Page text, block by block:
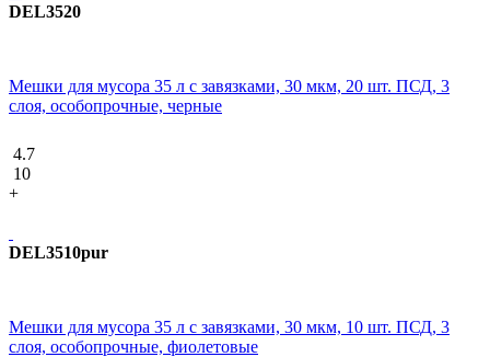
DEL3520
Мешки для мусора 35 л с завязками, 30 мкм, 20 шт. ПСД, 3
слоя, особопрочные, черные
4.7
10
+
DEL3510pur
Мешки для мусора 35 л с завязками, 30 мкм, 10 шт. ПСД, 3
слоя, особопрочные, фиолетовые